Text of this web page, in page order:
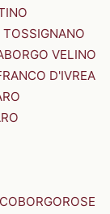
TOSSIGNANO
BORGO VELINO
D'IVREA
BORGOROSE